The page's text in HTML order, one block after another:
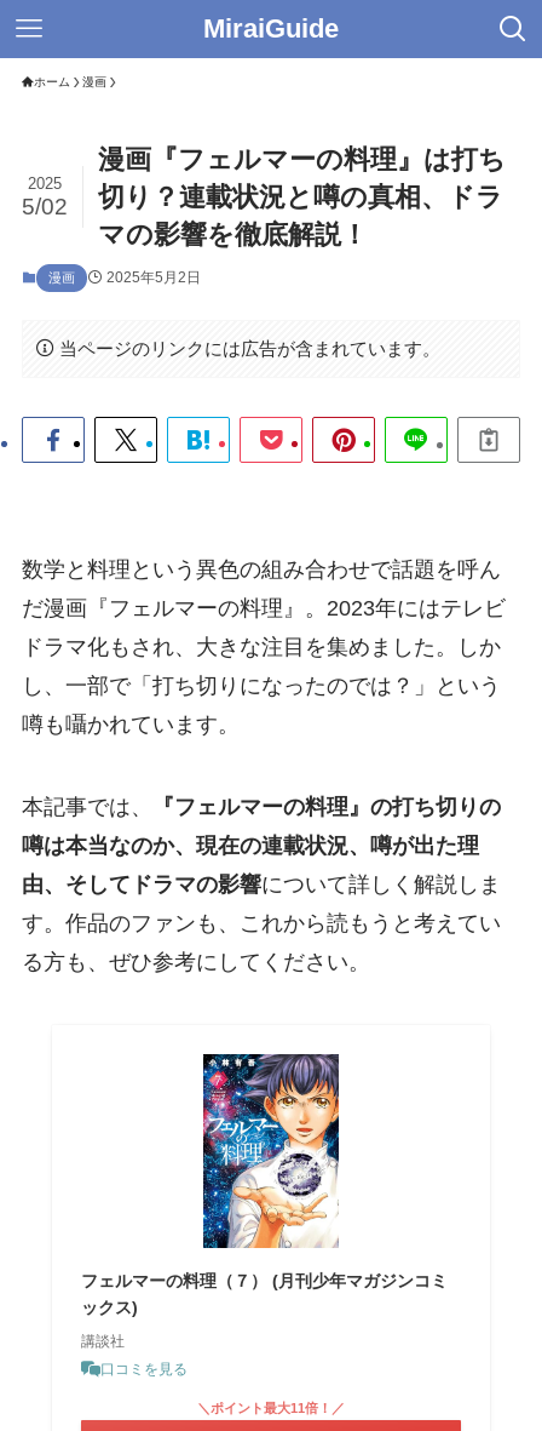
MiraiGuide
ホーム 漫画
漫画『フェルマーの料理』は打ち
切り？連載状況と噂の真相、ドラ
マの影響を徹底解説！
2025
5/02
漫画 2025年5月2日
当ページのリンクには広告が含まれています。
数学と料理という異色の組み合わせで話題を呼ん
だ漫画『フェルマーの料理』。2023年にはテレビ
ドラマ化もされ、大きな注目を集めました。しか
し、一部で「打ち切りになったのでは？」という
噂も囁かれています。
本記事では、
『フェルマーの料理』の打ち切りの
噂は本当なのか、現在の連載状況、噂が出た理
由、そしてドラマの影響について詳しく解説しま
す。作品のファンも、これから読もうと考えてい
る方も、ぜひ参考にしてください。
フェルマーの料理（７） (月刊少年マガジンコミ
ックス)
講談社
口コミを見る
＼ポイント最大11倍！／